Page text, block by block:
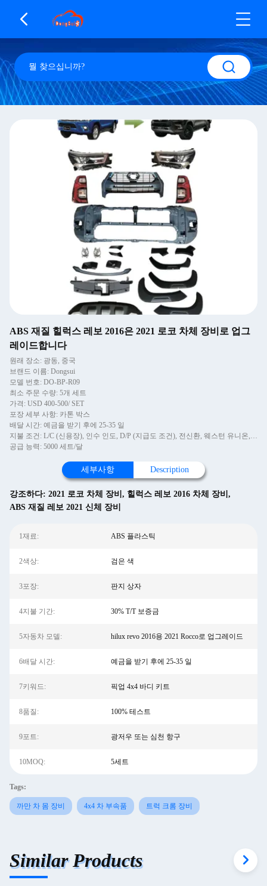
ABS 재질 힐럭스 레보 2016은 2021 로코 차체 장비로 업그
레이드합니다
원래 장소: 광동, 중국
브랜드 이름: Dongsui
모델 번호: DO-BP-R09
최소 주문 수량: 5개 세트
가격: USD 400-500/ SET
포장 세부 사항: 카톤 박스
배달 시간: 예금을 받기 후에 25-35 일
지불 조건: L/C (신용장), 인수 인도, D/P (지급도 조건), 전신환, 웨스턴 유니온, 머니그램
공급 능력: 5000 세트/달
세부사항 Description
강조하다: 2021 로코 차체 장비 , 힐럭스 레보 2016 차체 장비 ,
ABS 재질 레보 2021 신체 장비
1재료: ABS 플라스틱
2색상: 검은 색
3포장: 판지 상자
4지불 기간: 30% T/T 보증금
5자동차 모델: hilux revo 2016용 2021 Rocco로 업그레이드
6배달 시간: 예금을 받기 후에 25-35 일
7키워드: 픽업 4x4 바디 키트
8품질: 100% 테스트
9포트: 광저우 또는 심천 항구
10MOQ: 5세트
Tags:
까만 차 몸 장비 4x4 차 부속품 트럭 크롬 장비
Similar Products